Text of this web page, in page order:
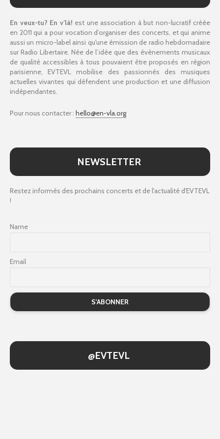
En veux-tu? En v’là! est une association à but non-lucratif créée
en 2011 qui a pour vocation d’organiser des concerts, et qui anime
aussi un micro-label ainsi qu'une émission de radio hebdomadaire
sur Radio Libertaire. Née de l’idée que des évènements musicaux
de qualité accessibles à tous pouvaient être proposés en région
parisienne, EVTEVL mobilise des passionnés des musiques
actuelles vivantes qui défendent une production et une diffusion
indépendantes.
Pour nous contacter : hello@en-vla.org
NEWSLETTER
Restez informés des prochains concerts et de l'actualité d'EVTEVL
!
Name
Email
@EVTEVL